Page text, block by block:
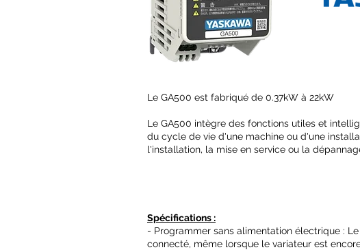
Le GA500 est fabriqué de 0.37kW à 22kW
Le GA500 intègre des fonctions utiles et
du cycle de vie d'une machine ou d'une
l'installation, la mise en service ou la
Spécifications :
- Programmer sans alimentation électrique :
connecté, même lorsque le variateur est